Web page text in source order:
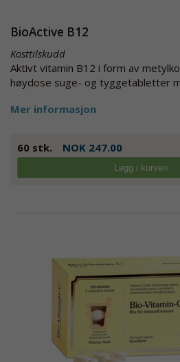
BioActive B12
Kosttilskudd
Aktivt vitamin B12 i form av
høydose suge- og tyggetabletter
Mer informasjon
60 stk. NOK 247.00
Legg i kurven